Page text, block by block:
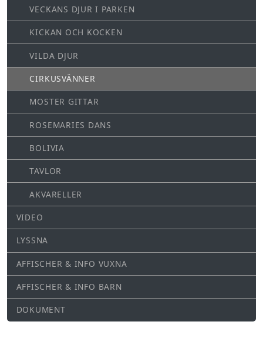
VECKANS DJUR I PARKEN
KICKAN OCH KOCKEN
VILDA DJUR
CIRKUSVÄNNER
MOSTER GITTAR
ROSEMARIES DANS
BOLIVIA
TAVLOR
AKVARELLER
VIDEO
LYSSNA
AFFISCHER & INFO VUXNA
AFFISCHER & INFO BARN
DOKUMENT